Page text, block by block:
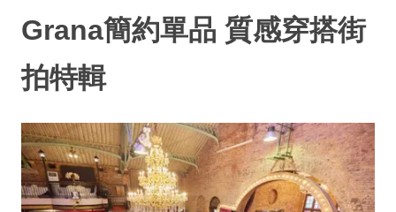
Grana簡約單品 質感穿搭街
拍特輯